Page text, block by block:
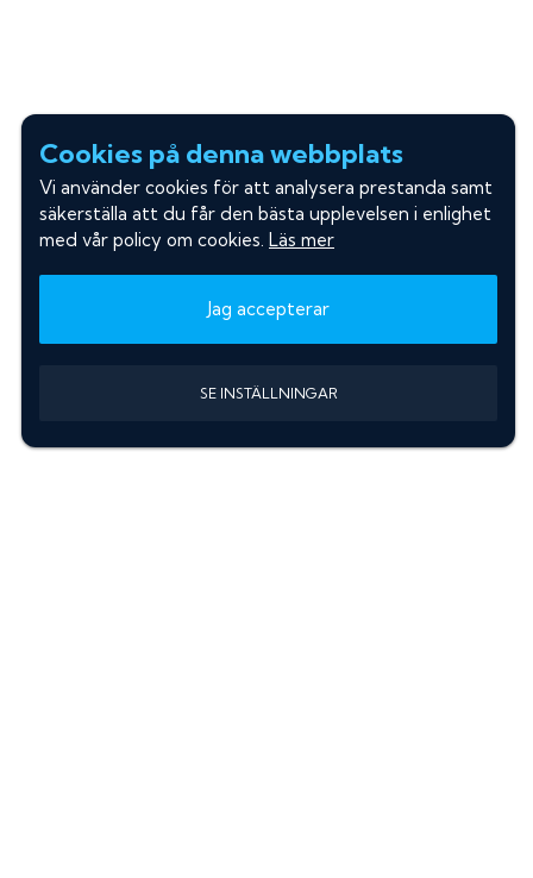
Cookies på denna webbplats
Vi använder cookies för att analysera prestanda samt
säkerställa att du får den bästa upplevelsen i enlighet
med vår policy om cookies. Läs mer
Jag accepterar
SE INSTÄLLNINGAR